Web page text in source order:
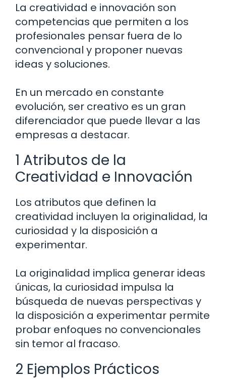
La creatividad e innovación son
competencias que permiten a los
profesionales pensar fuera de lo
convencional y proponer nuevas
ideas y soluciones.
En un mercado en constante
evolución, ser creativo es un gran
diferenciador que puede llevar a las
empresas a destacar.
1 Atributos de la
Creatividad e Innovación
Los atributos que definen la
creatividad incluyen la originalidad, la
curiosidad y la disposición a
experimentar.
La originalidad implica generar ideas
únicas, la curiosidad impulsa la
búsqueda de nuevas perspectivas y
la disposición a experimentar permite
probar enfoques no convencionales
sin temor al fracaso.
2 Ejemplos Prácticos